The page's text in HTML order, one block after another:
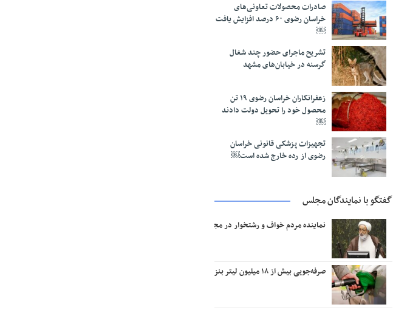
صادرات محصولات تعاونی‌های
خراسان رضوی ۶۰ درصد افزایش یافت
￼
تشریح ماجرای حضور چند شغال
گرسنه در خیابان‌های مشهد
زعفرانکاران خراسان رضوی ۱۹ تن
محصول خود را تحویل دولت دادند
￼
تجهیزات پزشکی قانونی خراسان
رضوی از رده خارج شده است￼
گفتگو با نمایندگان مجلس
نماینده مردم خواف و رشتخوار در مجلس: تا وقتی متون درسی متحول نشود تحول در مجموعه‌های آموزشی
صرفه‌جویی بیش از ۱۸ میلیون لیتر بنزین در منطقه تربت‌حیدریه￼